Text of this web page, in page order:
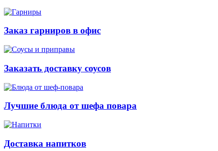
Заказ гарниров в офис
Заказать доставку соусов
Лучшие блюда от шефа повара
Доставка напитков